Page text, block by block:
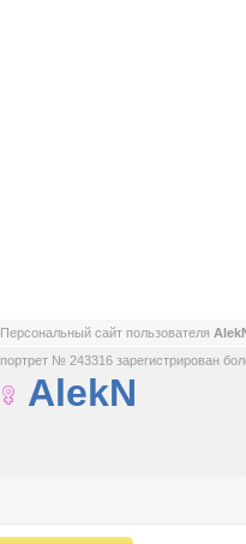
Персональный сайт пользователя
портрет № 243316 зарегистрирован
AlekN